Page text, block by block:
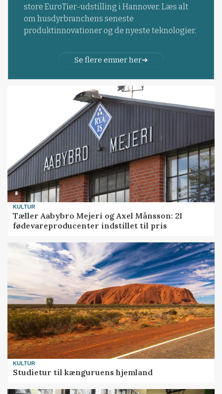
store EuroTier-udstilling i Hannover. Læs alt
om husdyrbranchens seneste
produktinnovationer og de nyeste teknologier.
Se flere emner her
KULTUR
Tæller Aabybro Mejeri og Axel Månsson: 21
fødevareproducenter indstillet til pris
KULTUR
Studietur til kænguruens hjemland